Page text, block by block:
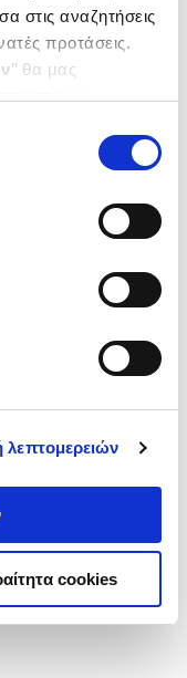
στις αναζητήσεις
προτάσεις.
’’ θα μας
παρακάτω με την
σχετικά με
λεπτομερειών
cookies